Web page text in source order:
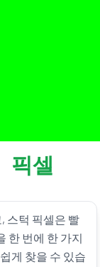
픽셀
스턱 픽셀은 빨
한 번에 한 가지
게 찾을 수 있습